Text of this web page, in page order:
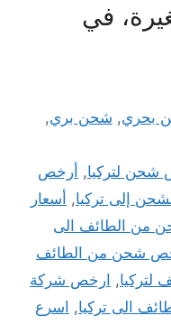
في
بحري, شحن بري,
شحن لتركيا, أرخص
إلى تركيا, أسعار
من الطائف الى
شحن من الطائف
, ارخص شركة
الى تركيا, اسرع